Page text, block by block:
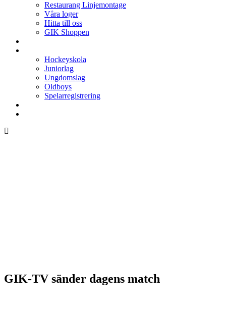
Restaurang Linjemontage
Våra loger
Hitta till oss
GIK Shoppen
Hockeyskola
Juniorlag
Ungdomslag
Oldboys
Spelarregistrering
GIK-TV sänder dagens match